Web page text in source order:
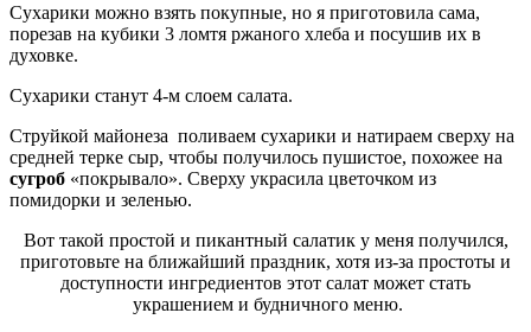
Сухарики можно взять покупные, но я приготовила сама,
порезав на кубики 3 ломтя ржаного хлеба и посушив их в
духовке.
Сухарики станут 4-м слоем салата.
Струйкой майонеза поливаем сухарики и натираем сверху на
средней терке сыр, чтобы получилось пушистое, похожее на
сугроб «покрывало». Сверху украсила цветочком из
помидорки и зеленью.
Вот такой простой и пикантный салатик у меня получился,
приготовьте на ближайший праздник, хотя из-за простоты и
доступности ингредиентов этот салат может стать
украшением и будничного меню.